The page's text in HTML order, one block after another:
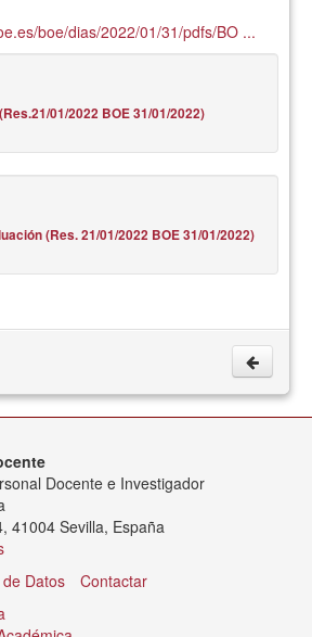
boe/dias/2022/01/31/pdfs/BO ...
01/2022 BOE 31/01/2022)
(Res. 21/01/2022 BOE 31/01/2022)
Docente e Investigador
41004 Sevilla, España
Datos
Contactar